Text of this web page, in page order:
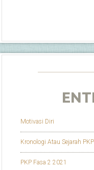
Motivasi Diri
Kronologi Atau Sejarah
PKP Fasa 2 2021